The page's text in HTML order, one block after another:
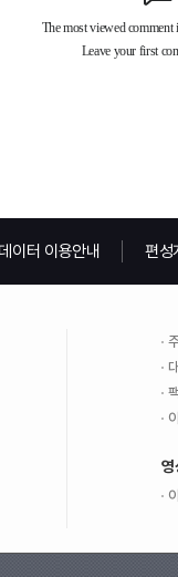
이터 이용안내 편성
영